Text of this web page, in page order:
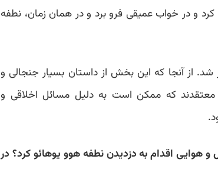
کرد و در خواب عمیقی فرو برد و در همان زمان، نطفه
شد. از آنجا که این بخش از داستان بسیار جنجالی و
معتقدند که ممکن است به دلیل مسائل اخلاقی و
و هوایی اقدام به دزدیدن نطفه هوو یوهائو کرد؟ در